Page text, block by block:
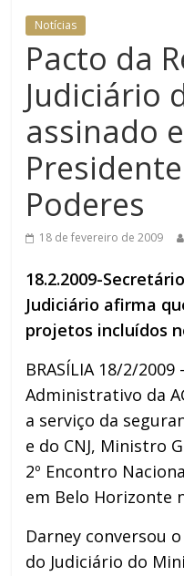
Notícias
Pacto da
Judiciário
assinado
Poderes
18 de fevereiro de 2009
18.2.2009-
Judiciário afirma
projetos incluídos
BRASÍLIA 18/2/
Administrativo da
a serviço da
e do CNJ, Ministro
2º Encontro
em Belo Horizonte
Darney conversou
do Judiciário do